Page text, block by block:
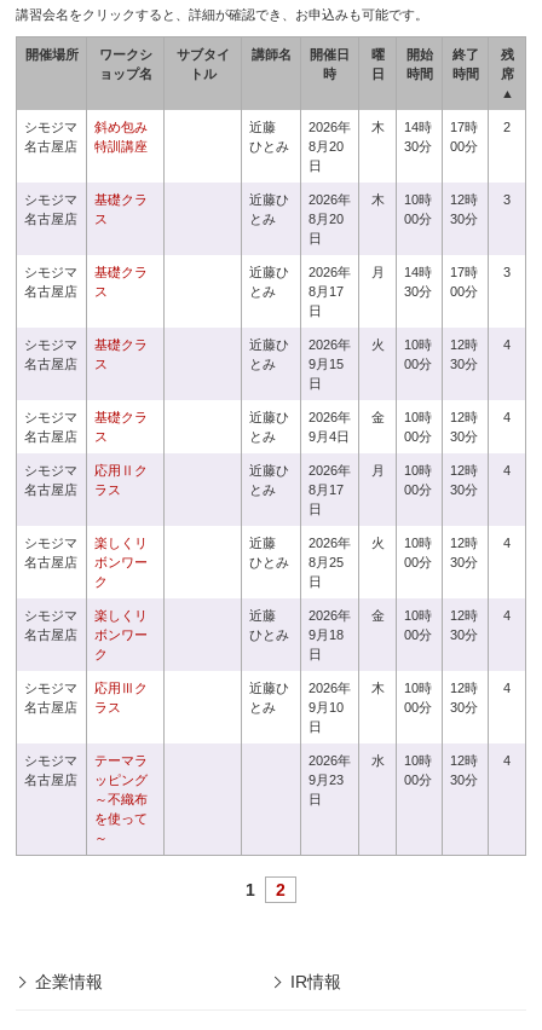
講習会名をクリックすると、詳細が確認でき、お申込みも可能です。
開催場所
ワークシ
ョップ名
サブタイ
トル
講師名
開催日
時
曜
日
開始
時間
終了
時間
残
席
▲
シモジマ
名古屋店
斜め包み
特訓講座
近藤
ひとみ
2026年
8月20
日
木
14時
30分
17時
00分
2
シモジマ
名古屋店
基礎クラ
ス
近藤ひ
とみ
2026年
8月20
日
木
10時
00分
12時
30分
3
シモジマ
名古屋店
基礎クラ
ス
近藤ひ
とみ
2026年
8月17
日
月
14時
30分
17時
00分
3
シモジマ
名古屋店
基礎クラ
ス
近藤ひ
とみ
2026年
9月15
日
火
10時
00分
12時
30分
4
シモジマ
名古屋店
基礎クラ
ス
近藤ひ
とみ
2026年
9月4日
金
10時
00分
12時
30分
4
シモジマ
名古屋店
応用Ⅱク
ラス
近藤ひ
とみ
2026年
8月17
日
月
10時
00分
12時
30分
4
シモジマ
名古屋店
楽しくリ
ボンワー
ク
近藤
ひとみ
2026年
8月25
日
火
10時
00分
12時
30分
4
シモジマ
名古屋店
楽しくリ
ボンワー
ク
近藤
ひとみ
2026年
9月18
日
金
10時
00分
12時
30分
4
シモジマ
名古屋店
応用Ⅲク
ラス
近藤ひ
とみ
2026年
9月10
日
木
10時
00分
12時
30分
4
シモジマ
名古屋店
テーマラ
ッピング
～不織布
を使って
～
2026年
9月23
日
水
10時
00分
12時
30分
4
1 2
企業情報 IR情報